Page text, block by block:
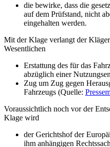
die bewirke, dass die
auf dem Prüfstand, nicht
eingehalten werden.
Mit der Klage verlangt der
Wesentlichen
Erstattung des für das
abzüglich einer
Zug um Zug gegen
Fahrzeugs (Quelle:
Voraussichtlich noch vor der
Klage wird
der Gerichtshof der
ihm anhängigen